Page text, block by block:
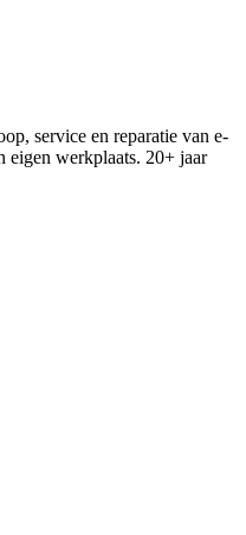
service en reparatie van e-
eigen werkplaats. 20+ jaar